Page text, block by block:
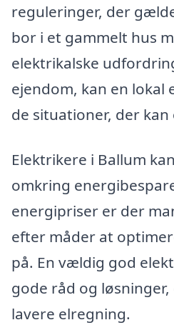
reguleringer, der
bor i et gammelt hus
elektrikalske
ejendom, kan en lokal
de situationer, der kan
Elektrikere i Ballum
omkring
energipriser er der
efter måder at
på. En vældig god
gode råd og
lavere elregning.